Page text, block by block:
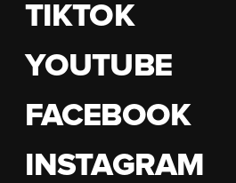
TIKTOK
YOUTUBE
FACEBOOK
INSTAGRAM